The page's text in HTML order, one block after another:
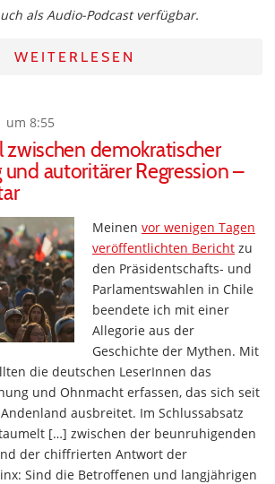
als Audio-Podcast verfügbar.
WEITERLESEN
um 8:55
zwischen demokratischer
autoritärer Regression –
Meinen vor wenigen Tagen
veröffentlichten Bericht zu
den Präsidentschafts- und
Parlamentswahlen in Chile
beendete ich mit einer
Allegorie aus der
Geschichte der Mythen. Mit
die deutschen LeserInnen das
und Ohnmacht erfassen, das sich seit
ausbreitet. Im Schlussabsatz
[…] zwischen der beunruhigenden
der chiffrierten Antwort der
Sind die Betroffenen und langjährigen